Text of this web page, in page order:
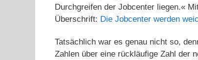
Durchgreifen der Jobcenter liegen.«
Überschrift: Die Jobcenter werden
Tatsächlich war es genau nicht so,
Zahlen über eine rückläufige Zahl der